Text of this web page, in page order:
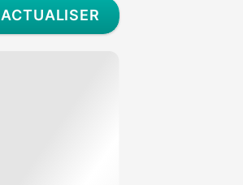
ACTUALISER